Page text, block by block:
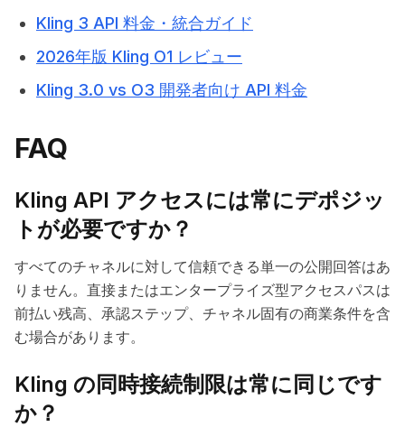
Kling 3 API 料金・統合ガイド
2026年版 Kling O1 レビュー
Kling 3.0 vs O3 開発者向け API 料金
FAQ
Kling API アクセスには常にデポジッ
トが必要ですか？
すべてのチャネルに対して信頼できる単一の公開回答はあ
りません。直接またはエンタープライズ型アクセスパスは
前払い残高、承認ステップ、チャネル固有の商業条件を含
む場合があります。
Kling の同時接続制限は常に同じです
か？